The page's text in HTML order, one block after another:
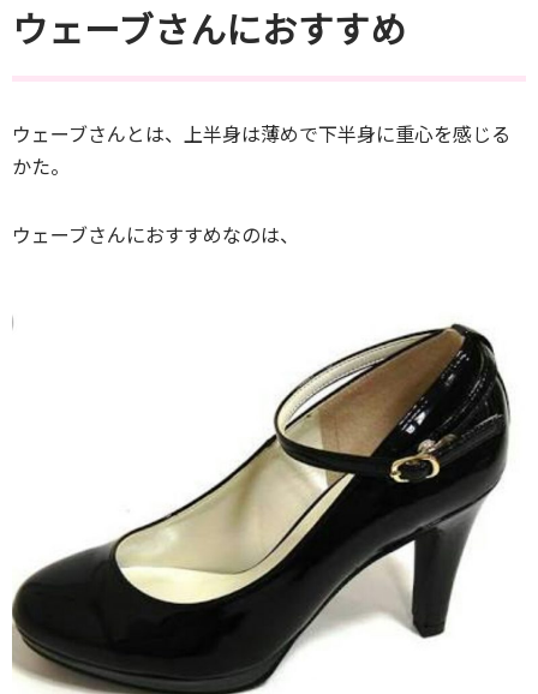
ウェーブさんにおすすめ
ウェーブさんとは、上半身は薄めで下半身に重心を感じる
かた。
ウェーブさんにおすすめなのは、